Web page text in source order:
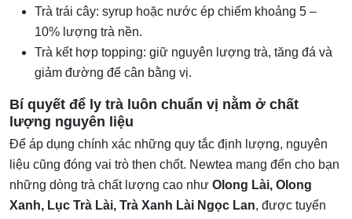
Trà trái cây: syrup hoặc nước ép chiếm khoảng 5 –
10% lượng trà nền.
Trà kết hợp topping: giữ nguyên lượng trà, tăng đá và
giảm đường để cân bằng vị.
Bí quyết để ly trà luôn chuẩn vị nằm ở chất
lượng nguyên liệu
Để áp dụng chính xác những quy tắc định lượng, nguyên
liệu cũng đóng vai trò then chốt. Newtea mang đến cho bạn
những dòng trà chất lượng cao như Olong Lài, Olong
Xanh, Lục Trà Lài, Trà Xanh Lài Ngọc Lan, được tuyển